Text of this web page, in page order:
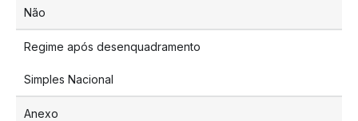
Não
Regime após desenquadramento
Simples Nacional
Anexo